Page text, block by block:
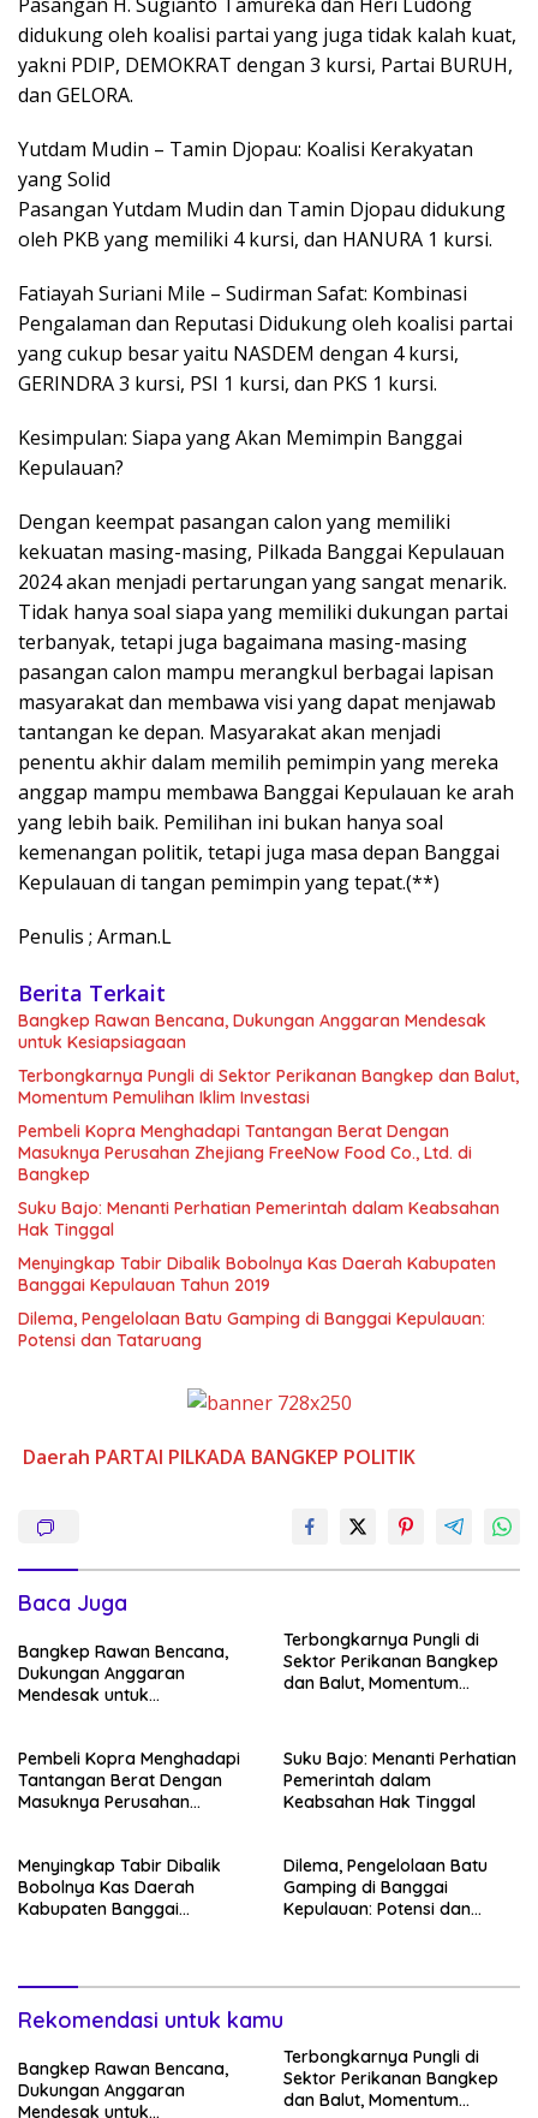
didukung oleh koalisi partai yang juga tidak kalah kuat,
yakni PDIP, DEMOKRAT dengan 3 kursi, Partai BURUH,
dan GELORA.
Yutdam Mudin – Tamin Djopau: Koalisi Kerakyatan
yang Solid
Pasangan Yutdam Mudin dan Tamin Djopau didukung
oleh PKB yang memiliki 4 kursi, dan HANURA 1 kursi.
Fatiayah Suriani Mile – Sudirman Safat: Kombinasi
Pengalaman dan Reputasi Didukung oleh koalisi partai
yang cukup besar yaitu NASDEM dengan 4 kursi,
GERINDRA 3 kursi, PSI 1 kursi, dan PKS 1 kursi.
Kesimpulan: Siapa yang Akan Memimpin Banggai
Kepulauan?
Dengan keempat pasangan calon yang memiliki
kekuatan masing-masing, Pilkada Banggai Kepulauan
2024 akan menjadi pertarungan yang sangat menarik.
Tidak hanya soal siapa yang memiliki dukungan partai
terbanyak, tetapi juga bagaimana masing-masing
pasangan calon mampu merangkul berbagai lapisan
masyarakat dan membawa visi yang dapat menjawab
tantangan ke depan. Masyarakat akan menjadi
penentu akhir dalam memilih pemimpin yang mereka
anggap mampu membawa Banggai Kepulauan ke arah
yang lebih baik. Pemilihan ini bukan hanya soal
kemenangan politik, tetapi juga masa depan Banggai
Kepulauan di tangan pemimpin yang tepat.(**)
Penulis ; Arman.L
Berita Terkait
Bangkep Rawan Bencana, Dukungan Anggaran Mendesak
untuk Kesiapsiagaan
Terbongkarnya Pungli di Sektor Perikanan Bangkep dan Balut,
Momentum Pemulihan Iklim Investasi
Pembeli Kopra Menghadapi Tantangan Berat Dengan
Masuknya Perusahan Zhejiang FreeNow Food Co., Ltd. di
Bangkep
Suku Bajo: Menanti Perhatian Pemerintah dalam Keabsahan
Hak Tinggal
Menyingkap Tabir Dibalik Bobolnya Kas Daerah Kabupaten
Banggai Kepulauan Tahun 2019
Dilema, Pengelolaan Batu Gamping di Banggai Kepulauan:
Potensi dan Tataruang
Daerah PARTAI PILKADA BANGKEP POLITIK
Baca Juga
Bangkep Rawan Bencana,
Dukungan Anggaran
Mendesak untuk
Terbongkarnya Pungli di
Sektor Perikanan Bangkep
dan Balut, Momentum
Pembeli Kopra Menghadapi
Tantangan Berat Dengan
Masuknya Perusahan
Suku Bajo: Menanti Perhatian
Pemerintah dalam
Keabsahan Hak Tinggal
Menyingkap Tabir Dibalik
Bobolnya Kas Daerah
Kabupaten Banggai
Dilema, Pengelolaan Batu
Gamping di Banggai
Kepulauan: Potensi dan
Rekomendasi untuk kamu
Bangkep Rawan Bencana,
Dukungan Anggaran
Mendesak untuk
Terbongkarnya Pungli di
Sektor Perikanan Bangkep
dan Balut, Momentum